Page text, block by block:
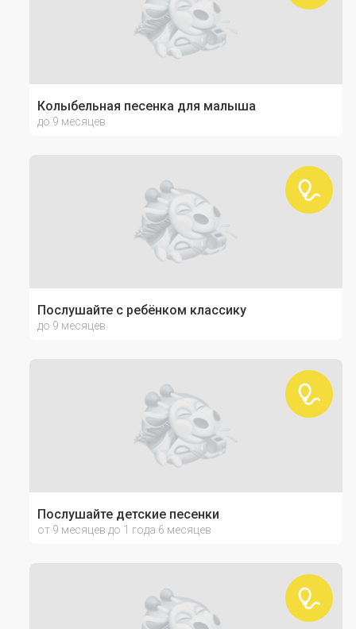
Колыбельная песенка для малыша
до 9 месяцев
Послушайте с ребёнком классику
до 9 месяцев
Послушайте детские песенки
от 9 месяцев до 1 года 6 месяцев